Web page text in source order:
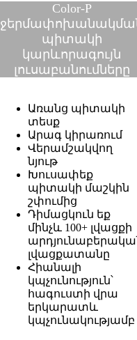
Color-P
պիտակի
կարևորագույն
լուսաբանումները
Առանց պիտակի
տեսք
Արագ կիրառում
Վերամշակվող
նյութ
Խուսափեք
պիտակի մաշկին
շփումից
Դիմացկուն եք
մինչև 100+ լվացքի
լվացքատանը
Հիանալի
կպչունություն՝
հագուստի վրա
երկարատև
կպչունակությամբ